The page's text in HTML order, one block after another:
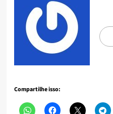
Compartilhe isso: